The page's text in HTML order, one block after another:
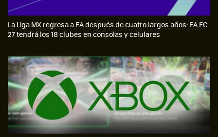
La Liga MX regresa a EA después de cuatro largos años: EA FC
27 tendrá los 18 clubes en consolas y celulares